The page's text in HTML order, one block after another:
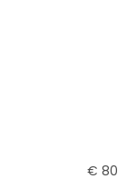
€ 80